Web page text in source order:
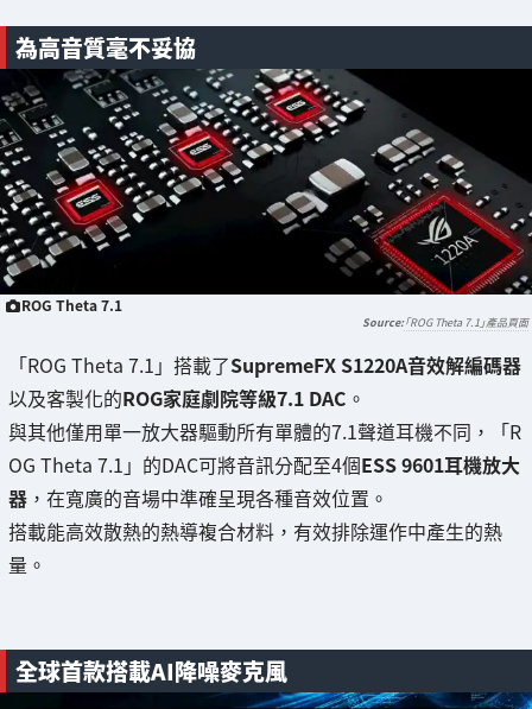
為高音質毫不妥協
ROG Theta 7.1
「ROG Theta 7.1」產品頁面
「ROG Theta 7.1」搭載了SupremeFX S1220A音效解編碼器
以及客製化的ROG家庭劇院等級7.1 DAC 。
與其他僅用單一放大器驅動所有單體的7.1聲道耳機不同，「R
OG Theta 7.1」的DAC可將音訊分配至4個ESS 9601耳機放大
器 ，在寬廣的音場中準確呈現各種音效位置。
搭載能高效散熱的熱導複合材料，有效排除運作中產生的熱
量。
全球首款搭載AI降噪麥克風